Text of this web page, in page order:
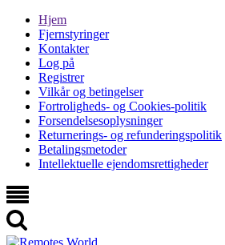
Hjem
Fjernstyringer
Kontakter
Log på
Registrer
Vilkår og betingelser
Fortroligheds- og Cookies-politik
Forsendelsesoplysninger
Returnerings- og refunderingspolitik
Betalingsmetoder
Intellektuelle ejendomsrettigheder